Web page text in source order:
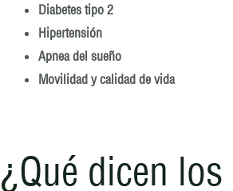
Diabetes tipo 2
Hipertensión
Apnea del sueño
Movilidad y calidad de vida
¿Qué dicen